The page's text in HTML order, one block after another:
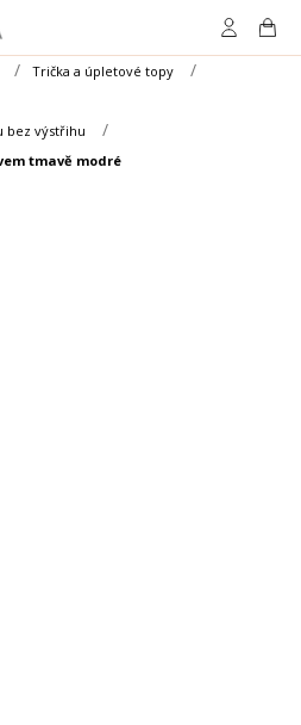
Trička a úpletové topy
bez výstřihu
tmavě modré